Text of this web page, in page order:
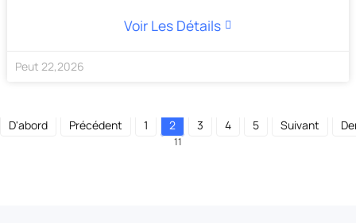
Voir Les Détails
Peut 22,2026
D'abord Précédent 1 2 3 4 5 Suivant
11